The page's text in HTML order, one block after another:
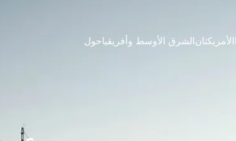
الأمريكتان الشرق الأوسط وأفريقياحول